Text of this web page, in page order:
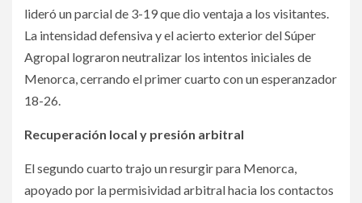
lideró un parcial de 3-19 que dio ventaja a los visitantes.
La intensidad defensiva y el acierto exterior del Súper
Agropal lograron neutralizar los intentos iniciales de
Menorca, cerrando el primer cuarto con un esperanzador
18-26.
Recuperación local y presión arbitral
El segundo cuarto trajo un resurgir para Menorca,
apoyado por la permisividad arbitral hacia los contactos